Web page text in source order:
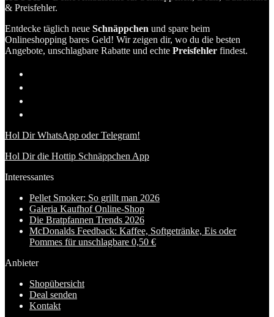
& Preisfehler.
Entdecke täglich neue Schnäppchen und spare beim
Onlineshopping bares Geld! Wir zeigen dir, wo du die besten
Angebote, unschlagbare Rabatte und echte Preisfehler findest.
Hol Dir WhatsApp oder Telegram!
Hol Dir die Hottip Schnäppchen App
Interessantes
Pellet Smoker: So grillt man 2026
Galeria Kaufhof Online-Shop
Die Bratpfannen Trends 2026
McDonalds Feedback: Kaffee, Softgetränke, Eis oder
Pommes für unschlagbare 0,50 €
Anbieter
Shopübersicht
Deal senden
Kontakt